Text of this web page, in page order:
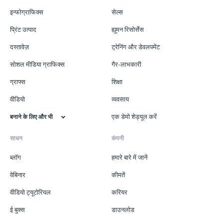
इन्फोग्राफिक्स
प्रिंट उत्पाद
दस्तावेज़
सोशल मीडिया ग्राफिक्स
ग्राफ्स
वीडियो
बनाने के लिए और भी
सेल्स
ह्यूमन रिसोर्सेस
ट्रेनिंग और डेवलपमेंट
गैर-लाभकारी
शिक्षा
व्यवसाय
एक डेमो शेड्यूल करें
साधन
ब्लॉग
वेबिनार
वीडियो ट्यूटोरियल
ई बुक्स
कंपनी
हमारे बारे में जानें
कीमतें
करियर
डाउनलोड